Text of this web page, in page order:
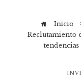
Inicio
Reclutamiento